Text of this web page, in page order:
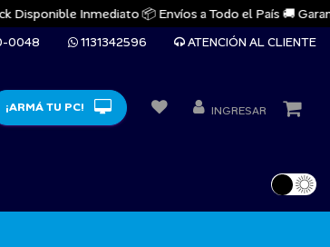
Inmediato 📦 Envíos a Todo el País 🚚
0048 1131342596 ATENCIÓN AL CLIENTE
¡ARMÁ TU PC! INGRESAR